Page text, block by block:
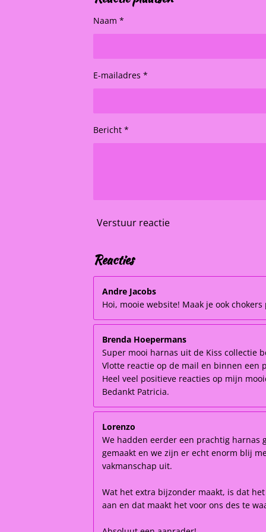
Naam *
E-mailadres *
Bericht *
Verstuur reactie
Reacties
Andre Jacobs
Hoi, mooie website! Maak je ook
Brenda Hoepermans
Super mooi harnas uit de Kiss collectie
Vlotte reactie op de mail en binnen een
Heel veel positieve reacties op mijn
Bedankt Patricia.
Lorenzo
We hadden eerder een prachtig harnas
gemaakt en we zijn er echt enorm blij
vakmanschap uit.
Wat het extra bijzonder maakt, is dat
aan en dat maakt het voor ons des te